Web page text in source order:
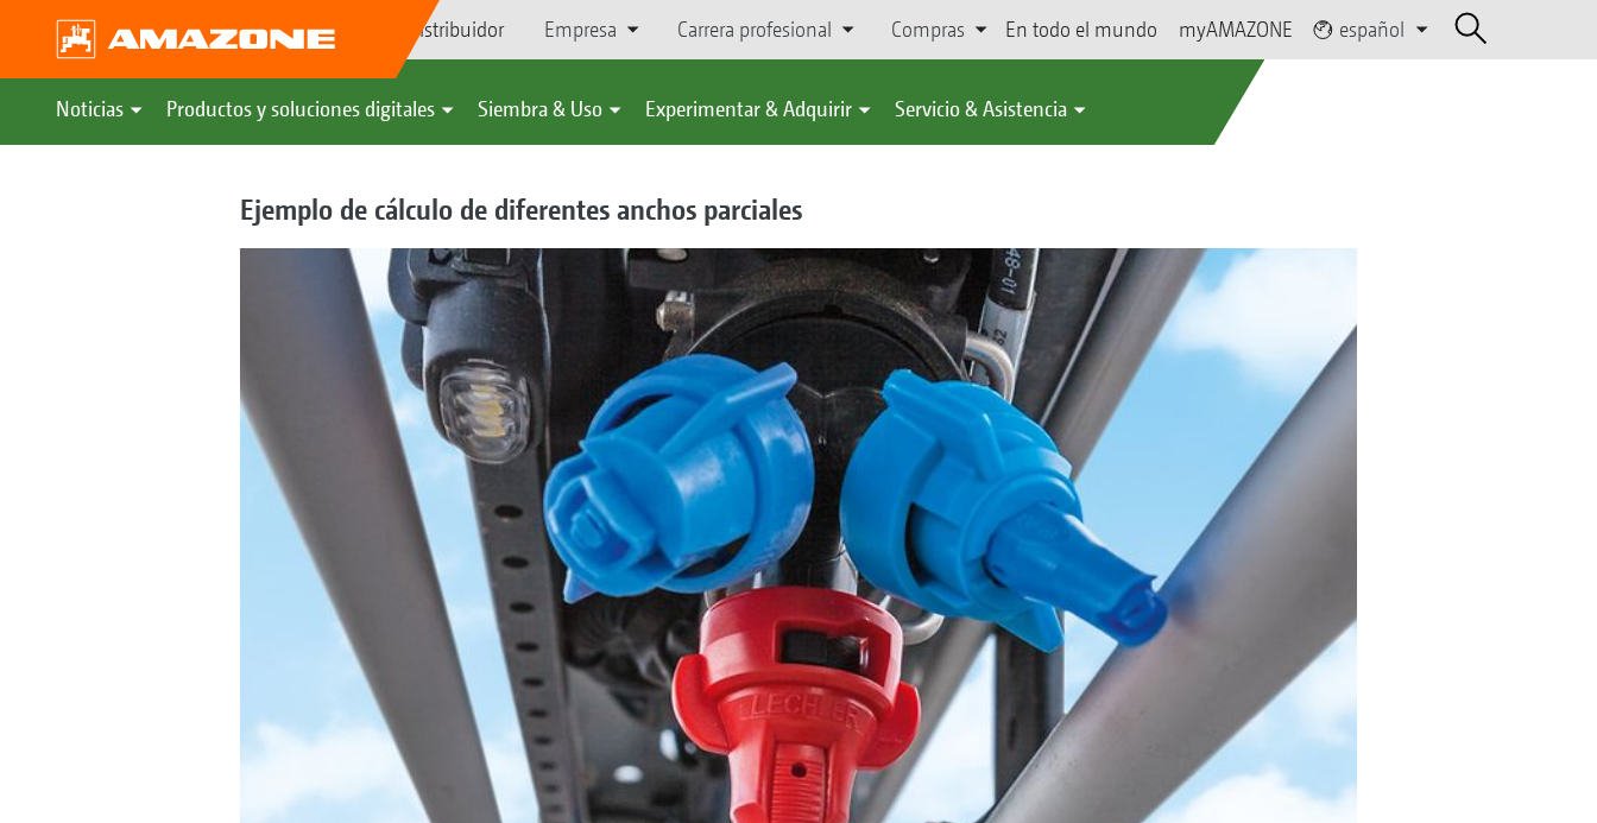
Búsqueda de distribuidor Empresa Carrera profesional Compras En todo el mundo myAMAZONE español
Noticias Productos y soluciones digitales Siembra & Uso Experimentar & Adquirir Servicio & Asistencia
Ejemplo de cálculo de diferentes anchos parciales